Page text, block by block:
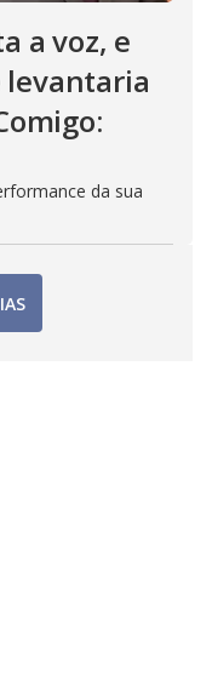
a voz, e
levantaria
da sua